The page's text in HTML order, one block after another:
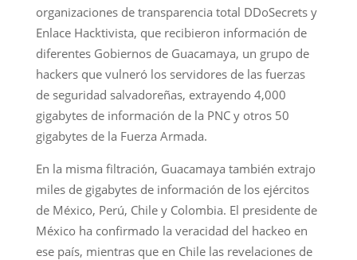
organizaciones de transparencia total DDoSecrets y
Enlace Hacktivista, que recibieron información de
diferentes Gobiernos de Guacamaya, un grupo de
hackers que vulneró los servidores de las fuerzas
de seguridad salvadoreñas, extrayendo 4,000
gigabytes de información de la PNC y otros 50
gigabytes de la Fuerza Armada.
En la misma filtración, Guacamaya también extrajo
miles de gigabytes de información de los ejércitos
de México, Perú, Chile y Colombia. El presidente de
México ha confirmado la veracidad del hackeo en
ese país, mientras que en Chile las revelaciones de